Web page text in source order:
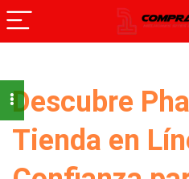
Descubre
Tienda en